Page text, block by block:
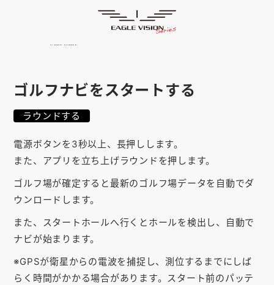
ゴルフナビ
ピンポジ君 PIN POSITION
対応コース
EVステーション
取扱い店舗SHOP
使用方法
ゴルフナビをスタートする
ラウンドする
電源ボタンを3秒以上、長押しします。
また、アプリを立ち上げラウンドを押します。
ゴルフ場が確定すると最新のゴルフ場データを自動でダ
ウンロードします。
また、スタートホールへ行くとホールを検出し、自動で
ナビが始まります。
※GPSが衛星からの電波を捕捉し、測位するまでにしば
らく時間がかかる場合があります。スタート前のパッテ